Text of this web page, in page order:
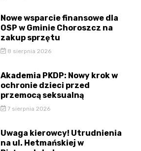
Nowe wsparcie finansowe dla
OSP w Gminie Choroszcz na
zakup sprzętu
8 sierpnia 2026
Akademia PKDP: Nowy krok w
ochronie dzieci przed
przemocą seksualną
7 sierpnia 2026
Uwaga kierowcy! Utrudnienia
na ul. Hetmańskiej w